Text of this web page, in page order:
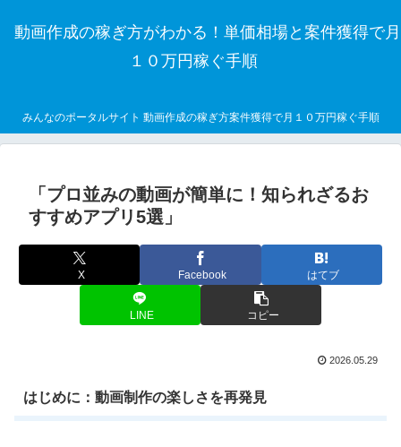
動画作成の稼ぎ方がわかる！単価相場と案件獲得で月
１０万円稼ぐ手順
みんなのポータルサイト 動画作成の稼ぎ方案件獲得で月１０万円稼ぐ手順
「プロ並みの動画が簡単に！知られざるお
すすめアプリ5選」
X Facebook はてブ
LINE コピー
2026.05.29
はじめに：動画制作の楽しさを再発見